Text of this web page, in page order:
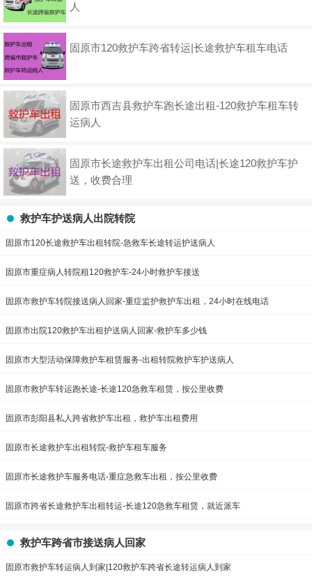
人
固原市120救护车跨省转运|长途救护车租车电话
固原市西吉县救护车跑长途出租-120救护车租车转
运病人
固原市长途救护车出租公司电话|长途120救护车护
送，收费合理
救护车护送病人出院转院
固原市120长途救护车出租转院-急救车长途转运护送病人
固原市重症病人转院租120救护车-24小时救护车接送
固原市救护车转院接送病人回家-重症监护救护车出租，24小时在线电话
固原市出院120救护车出租护送病人回家-救护车多少钱
固原市大型活动保障救护车租赁服务-出租转院救护车护送病人
固原市救护车转运跑长途-长途120急救车租赁，按公里收费
固原市彭阳县私人跨省救护车出租，救护车出租费用
固原市长途救护车出租转院-救护车租车服务
固原市长途救护车服务电话-重症急救车出租，按公里收费
固原市跨省长途救护车出租转运-长途120急救车租赁，就近派车
救护车跨省市接送病人回家
固原市救护车转运病人到家|120救护车跨省长途转运病人到家